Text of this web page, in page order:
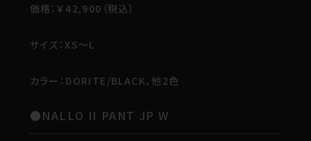
価格：￥42,900（税込）
サイズ：XS～L
カラー：DORITE/BLACK、他2色
●NALLO II PANT JP W